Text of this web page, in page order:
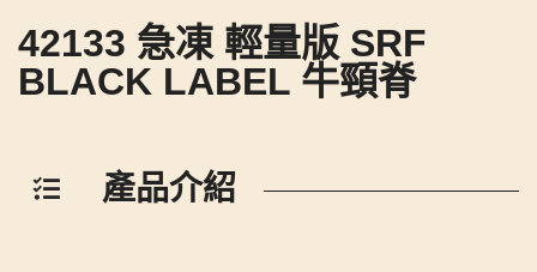
42133 急凍 輕量版 SRF
BLACK LABEL 牛頸脊
產品介紹